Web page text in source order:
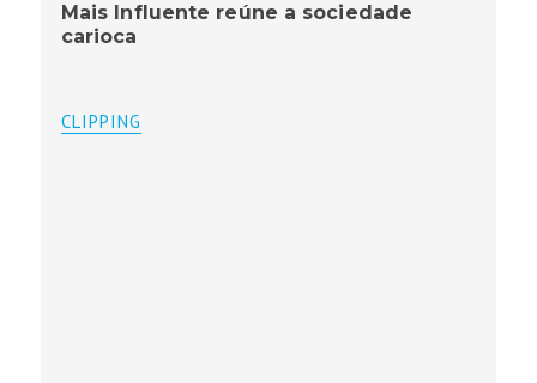
Mais Influente reúne a sociedade
carioca
CLIPPING